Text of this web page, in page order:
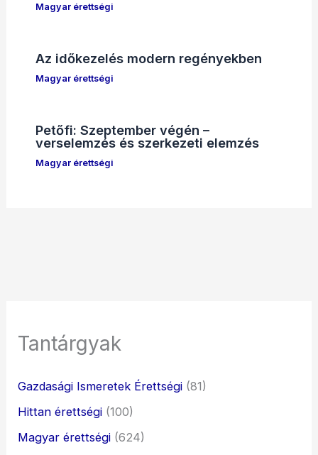
Magyar érettségi
Az időkezelés modern regényekben
Magyar érettségi
Petőfi: Szeptember végén –
verselemzés és szerkezeti elemzés
Magyar érettségi
Tantárgyak
Gazdasági Ismeretek Érettségi (81)
Hittan érettségi (100)
Magyar érettségi (624)